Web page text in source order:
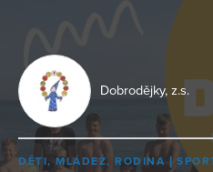
Dobrodějky, z.s.
DĚTI, MLÁDEŽ, RODINA